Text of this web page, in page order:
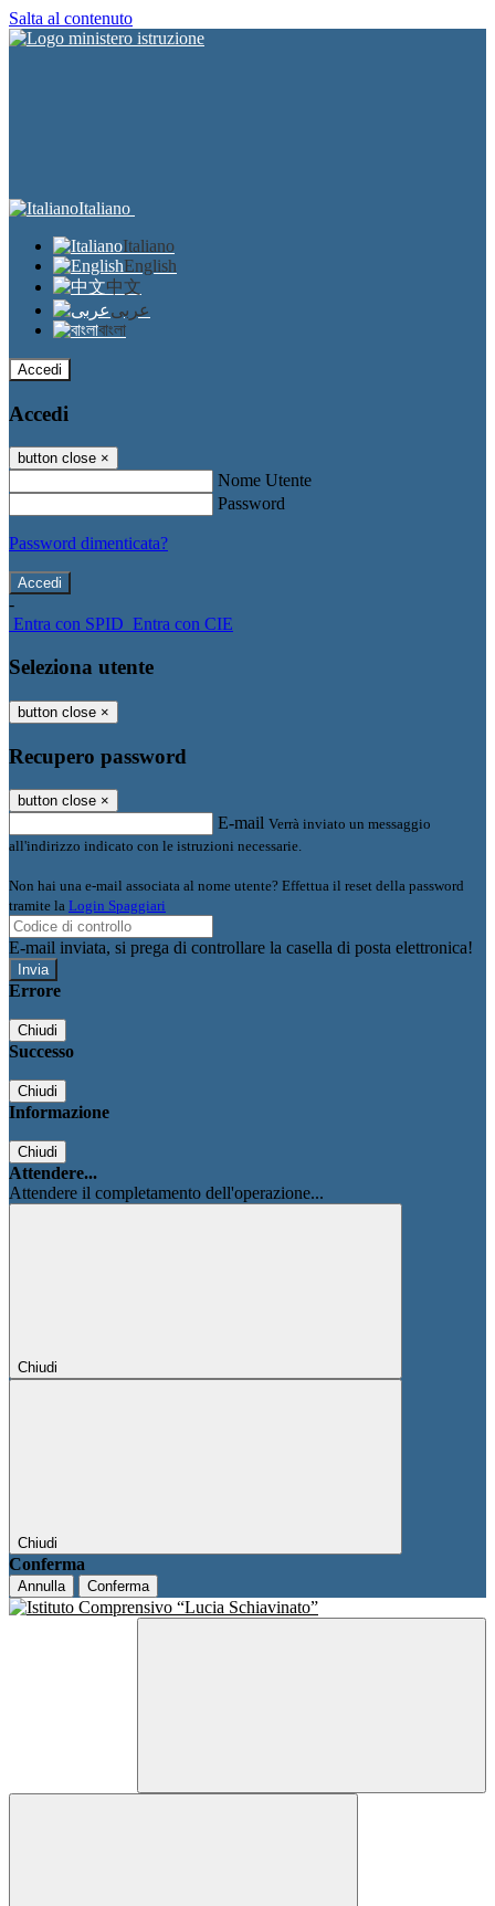
Salta al contenuto
Italiano
Italiano
English
中文
عربى
বাংলা
Accedi
Accedi
button close ×
Nome Utente
Password
Password dimenticata?
-
Entra con SPID Entra con CIE
Seleziona utente
button close ×
Recupero password
button close ×
E-mail Verrà inviato un messaggio
all'indirizzo indicato con le istruzioni necessarie.
Non hai una e-mail associata al nome utente? Effettua il reset della password
tramite la Login Spaggiari
E-mail inviata, si prega di controllare la casella di posta elettronica!
Errore
Chiudi
Successo
Chiudi
Informazione
Chiudi
Attendere...
Attendere il completamento dell'operazione...
Chiudi
Chiudi
Conferma
Annulla Conferma